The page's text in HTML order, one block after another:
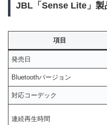
JBL「Sense Lite」製
項目
発売日
Bluetoothバージョン
対応コーデック
連続再生時間